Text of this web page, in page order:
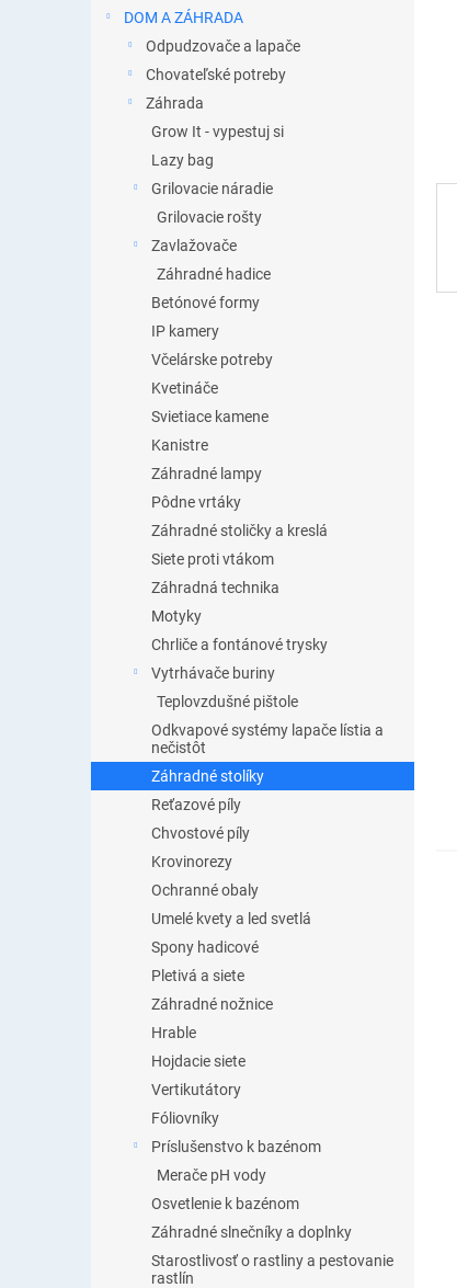
DOM A ZÁHRADA
Odpudzovače a lapače
Chovateľské potreby
Záhrada
Grow It - vypestuj si
Lazy bag
Grilovacie náradie
Grilovacie rošty
Zavlažovače
Záhradné hadice
Betónové formy
IP kamery
Včelárske potreby
Kvetináče
Svietiace kamene
Kanistre
Záhradné lampy
Pôdne vrtáky
Záhradné stoličky a kreslá
Siete proti vtákom
Záhradná technika
Motyky
Chrliče a fontánové trysky
Vytrhávače buriny
Teplovzdušné pištole
Odkvapové systémy lapače lístia a
nečistôt
Záhradné stolíky
Reťazové píly
Chvostové píly
Krovinorezy
Ochranné obaly
Umelé kvety a led svetlá
Spony hadicové
Pletivá a siete
Záhradné nožnice
Hrable
Hojdacie siete
Vertikutátory
Fóliovníky
Príslušenstvo k bazénom
Merače pH vody
Osvetlenie k bazénom
Záhradné slnečníky a doplnky
Starostlivosť o rastliny a pestovanie
rastlín